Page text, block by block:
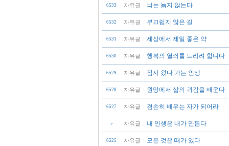
6533 자유글 뇌는 늙지 않는다
6532 자유글 부끄럽지 않은 길
6531 자유글 세상에서 제일 좋은 약
6530 자유글 행복의 열쇠를 드리려 합니다
6529 자유글 잠시 왔다 가는 인생
6528 자유글 원망에서 삶의 귀감을 배운다
6527 자유글 겸손히 배우는 자가 되어라
» 자유글 내 인생은 내가 만든다
6525 자유글 모든 것은 때가 있다